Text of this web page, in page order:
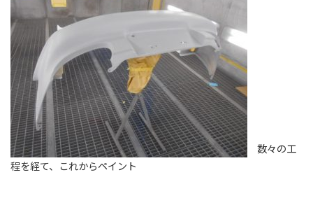
数々の工
程を経て、これからペイント